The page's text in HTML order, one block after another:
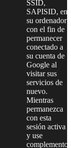
SSID,
SAPISID, en
su ordenador
con el fin de
permanecer
conectado a
su cuenta de
Google al
visitar sus
servicios de
nuevo.
Mientras
permanezca
con esta
sesión activa
y use
complementos